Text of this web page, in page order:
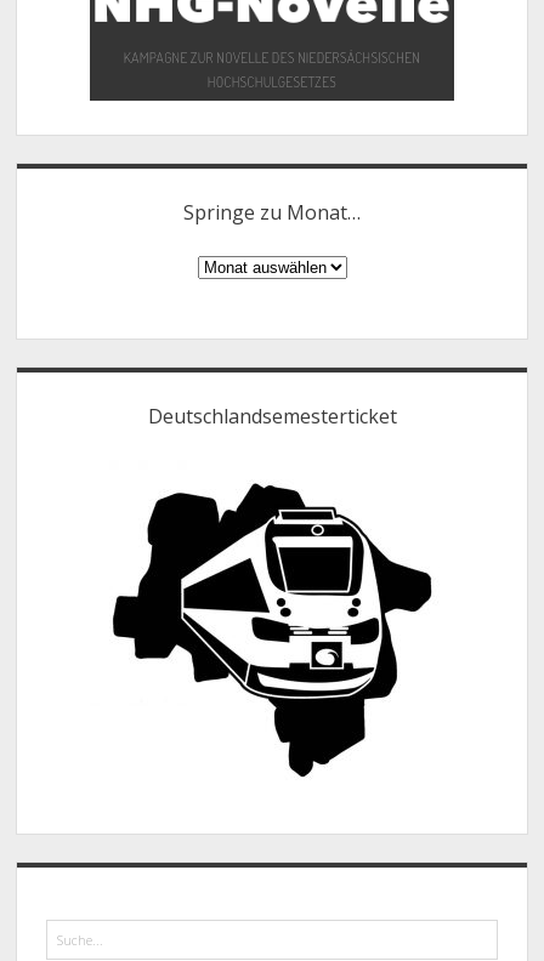
Springe zu Monat…
Springe
Deutschlandsemesterticket